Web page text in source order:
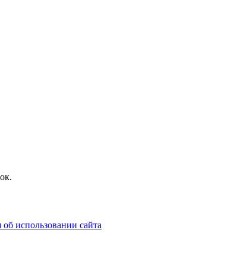
использовании сайта